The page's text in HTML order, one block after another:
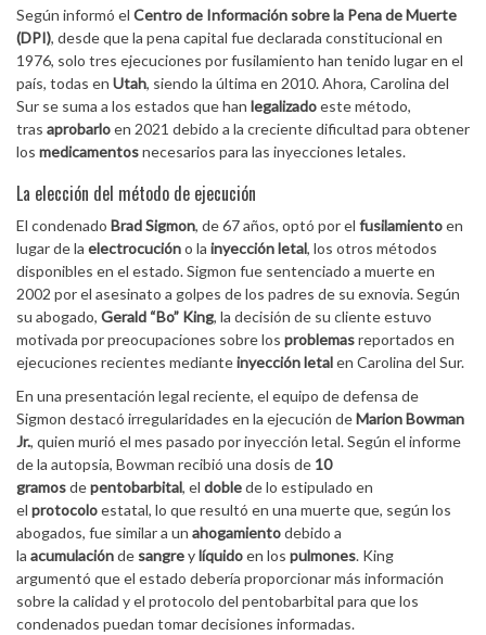
Según informó el Centro de Información sobre la Pena de Muerte
(DPI), desde que la pena capital fue declarada constitucional en
1976, solo tres ejecuciones por fusilamiento han tenido lugar en el
país, todas en Utah, siendo la última en 2010. Ahora, Carolina del
Sur se suma a los estados que han legalizadoeste método,
tras aprobarloen 2021 debido a la creciente dificultad para obtener
los medicamentosnecesarios para las inyecciones letales.
La elección del método de ejecución
El condenado Brad Sigmon, de 67 años, optó por el fusilamientoen
lugar de la electrocucióno la inyección letal, los otros métodos
disponibles en el estado. Sigmon fue sentenciado a muerte en
2002 por el asesinato a golpes de los padres de su exnovia. Según
su abogado, Gerald “Bo” King, la decisión de su cliente estuvo
motivada por preocupaciones sobre los problemasreportados en
ejecuciones recientes medianteinyección letalen Carolina del Sur.
En una presentación legal reciente, el equipo de defensa de
Sigmon destacó irregularidades en la ejecución deMarion Bowman
Jr., quien murió el mes pasado por inyección letal. Según el informe
de la autopsia, Bowman recibió una dosis de 10
gramosdepentobarbital, el doblede lo estipulado en
el protocoloestatal, lo que resultó en una muerte que, según los
abogados, fue similar a un ahogamientodebido a
la acumulaciónde sangreylíquidoen los pulmones. King
argumentó que el estado debería proporcionar más información
sobre la calidad y el protocolo del pentobarbital para que los
condenados puedan tomar decisiones informadas.